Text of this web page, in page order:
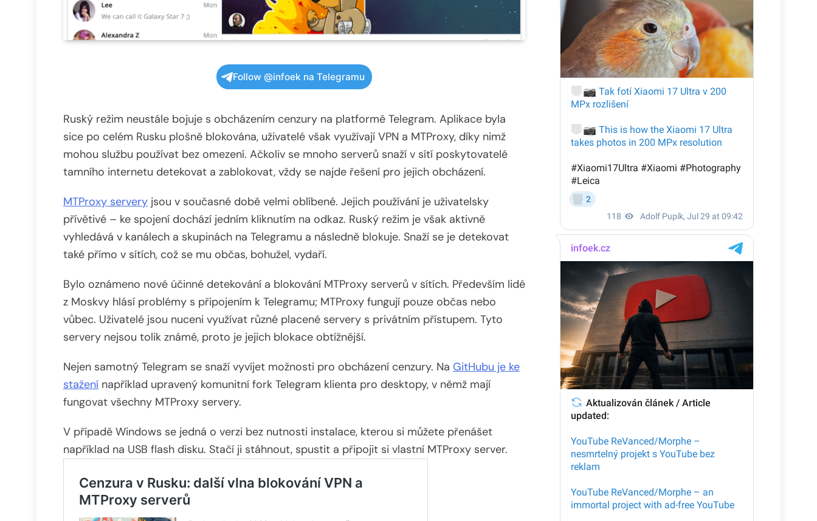
Follow @infoek na Telegramu
Ruský režim neustále bojuje s obcházením cenzury na platformě Telegram. Aplikace byla
sice po celém Rusku plošně blokována, uživatelé však využívají VPN a MTProxy, díky nimž
mohou službu používat bez omezení. Ačkoliv se mnoho serverů snaží v sítí poskytovatelé
tamního internetu detekovat a zablokovat, vždy se najde řešení pro jejich obcházení.
MTProxy servery jsou v současné době velmi oblíbené. Jejich používání je uživatelsky
přívětivé – ke spojení dochází jedním kliknutím na odkaz. Ruský režim je však aktivně
vyhledává v kanálech a skupinách na Telegramu a následně blokuje. Snaží se je detekovat
také přímo v sítích, což se mu občas, bohužel, vydaří.
Bylo oznámeno nové účinné detekování a blokování MTProxy serverů v sítích. Především lidé
z Moskvy hlásí problémy s připojením k Telegramu; MTProxy fungují pouze občas nebo
vůbec. Uživatelé jsou nuceni využívat různé placené servery s privátním přístupem. Tyto
servery nejsou tolik známé, proto je jejich blokace obtížnější.
Nejen samotný Telegram se snaží vyvíjet možnosti pro obcházení cenzury. Na GitHubu je ke
stažení například upravený komunitní fork Telegram klienta pro desktopy, v němž mají
fungovat všechny MTProxy servery.
V případě Windows se jedná o verzi bez nutnosti instalace, kterou si můžete přenášet
například na USB flash disku. Stačí ji stáhnout, spustit a připojit si vlastní MTProxy server.